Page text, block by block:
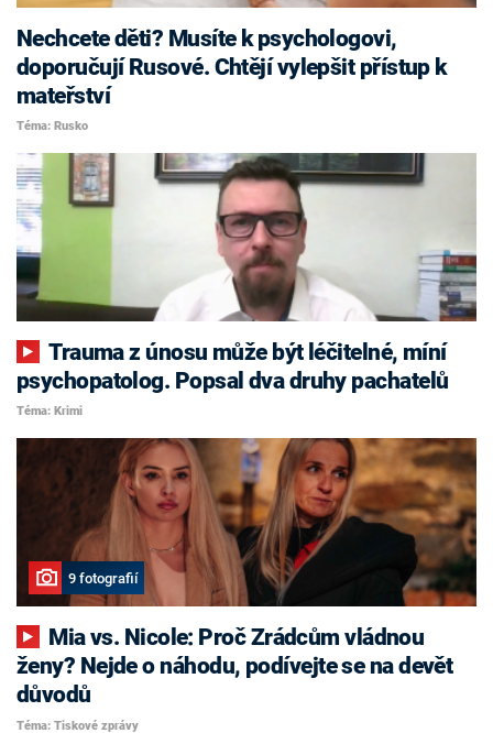
Nechcete děti? Musíte k psychologovi,
doporučují Rusové. Chtějí vylepšit přístup k
mateřství
Téma: Rusko
Trauma z únosu může být léčitelné, míní
psychopatolog. Popsal dva druhy pachatelů
Téma: Krimi
9 fotografií
ženy? Nejde o náhodu, podívejte se na devět
důvodů
Téma: Tiskové zprávy